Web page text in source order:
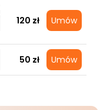
120 zł Umów
50 zł Umów